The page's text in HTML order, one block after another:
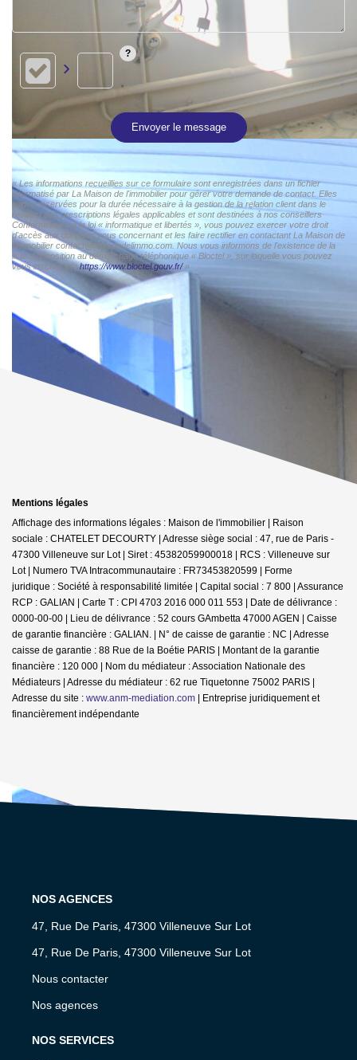
Envoyer le message
« Les informations recueillies sur ce formulaire sont enregistrées dans un fichier
informatisé par La Maison de l'immobilier pour gérer votre demande de contact. Elles
sont conservées pour la durée nécessaire à la gestion de la relation client dans le
respect des prescriptions légales applicables et sont destinées à nos conseillers
Conformément à la loi « informatique et libertés », vous pouvez exercer votre droit
d'accès aux données vous concernant et les faire rectifier en contactant La Maison de
l'immobilier contact@maisondelimmo.com. Nous vous informons de l'existence de la
liste d'opposition au démarchage téléphonique « Bloctel », sur laquelle vous pouvez
vous inscrire ici :https://www.bloctel.gouv.fr/»
Mentions légales
Affichage des informations légales : Maison de l'immobilier | Raison
sociale : CHATELET DECOURTY | Adresse siège social : 47, rue de Paris -
47300 Villeneuve sur Lot | Siret : 45382059900018 | RCS : Villeneuve sur
Lot | Numero TVA Intracommunautaire : FR73453820599 | Forme
juridique : Société à responsabilité limitée | Capital social : 7 800 | Assurance
RCP : GALIAN | Carte T : CPI 4703 2016 000 011 553 | Date de délivrance :
0000-00-00 | Lieu de délivrance : 52 cours GAmbetta 47000 AGEN | Caisse
de garantie financière : GALIAN. | N° de caisse de garantie : NC | Adresse
caisse de garantie : 88 Rue de la Boétie PARIS | Montant de la garantie
financière : 120 000 | Nom du médiateur : Association Nationale des
Médiateurs | Adresse du médiateur : 62 rue Tiquetonne 75002 PARIS |
Adresse du site : www.anm-mediation.com
Entreprise juridiquement et
financièrement indépendante
NOS AGENCES
47, Rue De Paris, 47300 Villeneuve Sur Lot
47, Rue De Paris, 47300 Villeneuve Sur Lot
Nous contacter
Nos agences
NOS SERVICES